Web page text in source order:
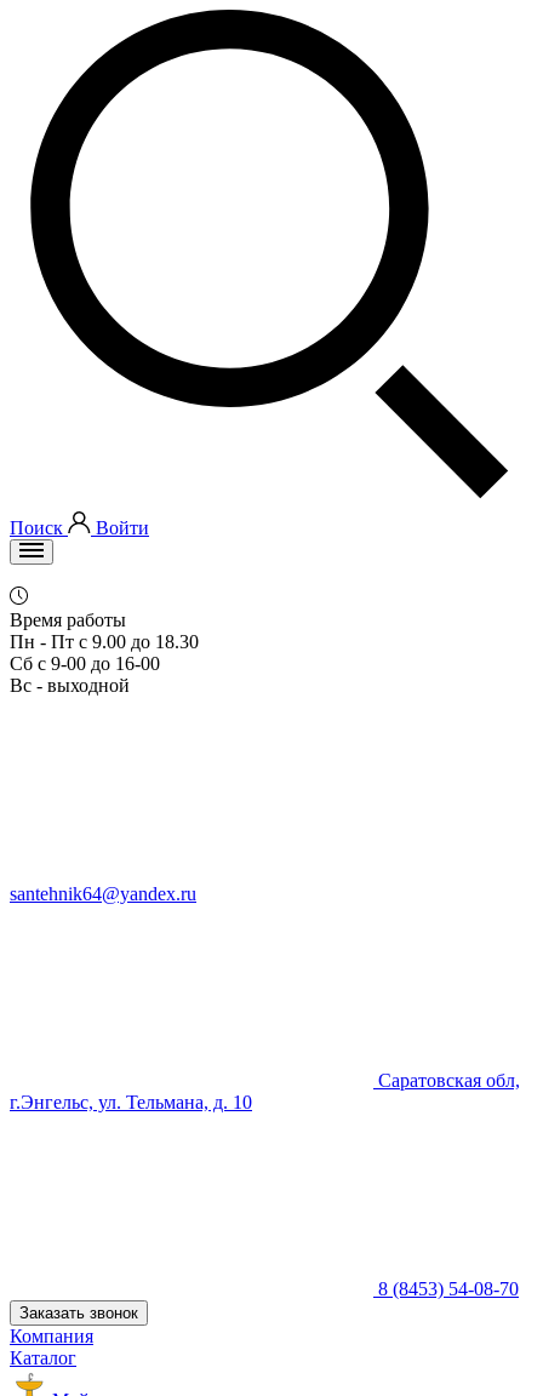
Поиск Войти
Время работы
Пн - Пт с 9.00 до 18.30
Сб с 9-00 до 16-00
Вс - выходной
santehnik64@yandex.ru
Саратовская обл,
г.Энгельс, ул. Тельмана, д. 10
8 (8453) 54-08-70
Заказать звонок
Компания
Каталог